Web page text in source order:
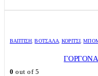
ΒΑΠΤΙΣΗ,ΒΌΤΣΑΛΑ, ΚΟΡΊΤΣΙ,
0 out of 5